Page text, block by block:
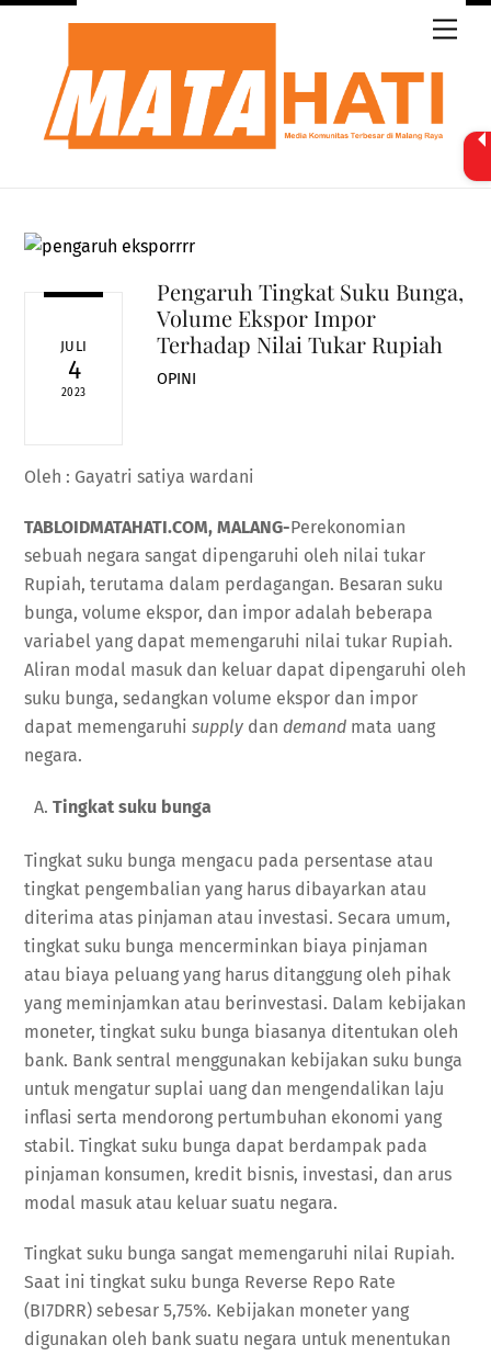
Skip
JULI
4
2023
Pengaruh Tingkat Suku Bunga,
Volume Ekspor Impor
Terhadap Nilai Tukar Rupiah
OPINI
Oleh : Gayatri satiya wardani
TABLOIDMATAHATI.COM, MALANG-Perekonomian
sebuah negara sangat dipengaruhi oleh nilai tukar
Rupiah, terutama dalam perdagangan. Besaran suku
bunga, volume ekspor, dan impor adalah beberapa
variabel yang dapat memengaruhi nilai tukar Rupiah.
Aliran modal masuk dan keluar dapat dipengaruhi oleh
suku bunga, sedangkan volume ekspor dan impor
dapat memengaruhisupply dandemand mata uang
negara.
Tingkat suku bunga
Tingkat suku bunga mengacu pada persentase atau
tingkat pengembalian yang harus dibayarkan atau
diterima atas pinjaman atau investasi. Secara umum,
tingkat suku bunga mencerminkan biaya pinjaman
atau biaya peluang yang harus ditanggung oleh pihak
yang meminjamkan atau berinvestasi. Dalam kebijakan
moneter, tingkat suku bunga biasanya ditentukan oleh
bank. Bank sentral menggunakan kebijakan suku bunga
untuk mengatur suplai uang dan mengendalikan laju
inflasi serta mendorong pertumbuhan ekonomi yang
stabil. Tingkat suku bunga dapat berdampak pada
pinjaman konsumen, kredit bisnis, investasi, dan arus
modal masuk atau keluar suatu negara.
Tingkat suku bunga sangat memengaruhi nilai Rupiah.
Saat ini tingkat suku bunga Reverse Repo Rate
(BI7DRR) sebesar 5,75%. Kebijakan moneter yang
digunakan oleh bank suatu negara untuk menentukan